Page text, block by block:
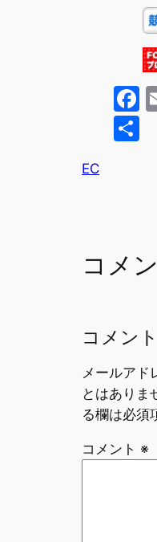
F
a
c
o
k
共
EC
コメ
コメン
メールアド
とはありま
る欄は必須
コメント ※